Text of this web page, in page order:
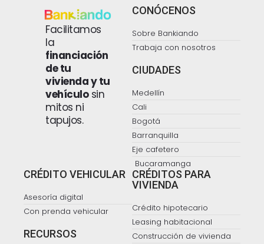
Facilitamos
la
financiación
de tu
vivienda y tu
vehículosin
mitos ni
tapujos.
CONÓCENOS
Sobre Bankiando
Trabaja con nosotros
CIUDADES
Medellín
Cali
Bogotá
Barranquilla
Eje cafetero
Bucaramanga
CRÉDITO VEHICULAR
Asesoría digital
Con prenda vehicular
RECURSOS
CRÉDITOS PARA
VIVIENDA
Crédito hipotecario
Leasing habitacional
Construcción de vivienda